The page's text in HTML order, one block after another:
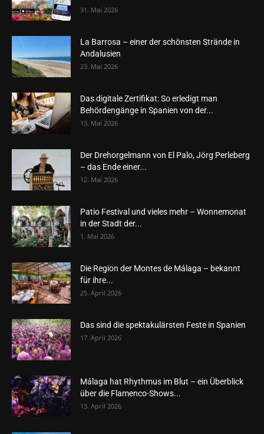
31. Mai 2026
La Barrosa – einer der schönsten Strände in
Andalusien
23. Mai 2026
Das digitale Zertifikat: So erledigt man
Behördengänge in Spanien von der...
13. Mai 2026
Der Drehorgelmann von El Palo, Jörg Perleberg
– das Ende einer...
12. Mai 2026
Patio Festival und vieles mehr – Wonnemonat
in der Stadt der...
1. Mai 2026
Die Region der Montes de Málaga – bekannt
für ihre...
25. April 2026
Das sind die spektakulärsten Feste in Spanien
17. April 2026
Málaga hat Rhythmus im Blut – ein Überblick
über die Flamenco-Shows...
13. April 2026